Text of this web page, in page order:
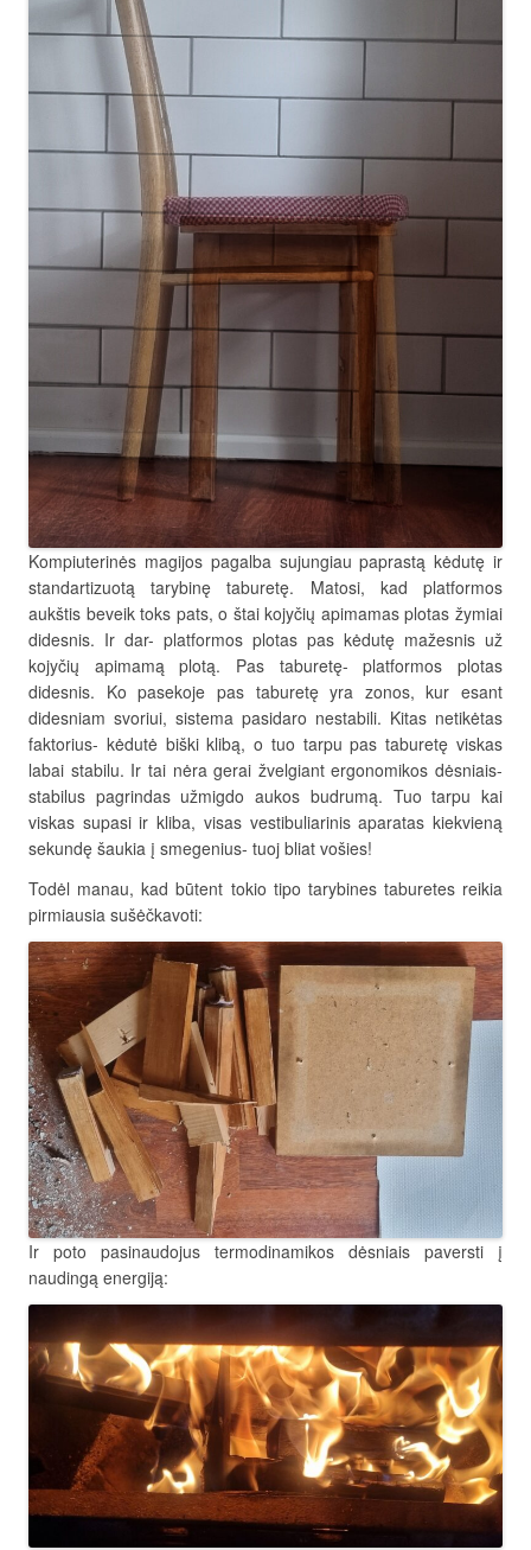
Kompiuterinės magijos pagalba sujungiau paprastą kėdutę ir
standartizuotą tarybinę taburetę. Matosi, kad platformos
aukštis beveik toks pats, o štai kojyčių apimamas plotas žymiai
didesnis. Ir dar- platformos plotas pas kėdutę mažesnis už
kojyčių apimamą plotą. Pas taburetę- platformos plotas
didesnis. Ko pasekoje pas taburetę yra zonos, kur esant
didesniam svoriui, sistema pasidaro nestabili. Kitas netikėtas
faktorius- kėdutė biški klibą, o tuo tarpu pas taburetę viskas
labai stabilu. Ir tai nėra gerai žvelgiant ergonomikos dėsniais-
stabilus pagrindas užmigdo aukos budrumą. Tuo tarpu kai
viskas supasi ir kliba, visas vestibuliarinis aparatas kiekvieną
sekundę šaukia į smegenius- tuoj bliat vošies!
Todėl manau, kad būtent tokio tipo tarybines taburetes reikia
pirmiausia sušėčkavoti:
Ir poto pasinaudojus termodinamikos dėsniais paversti į
naudingą energiją: